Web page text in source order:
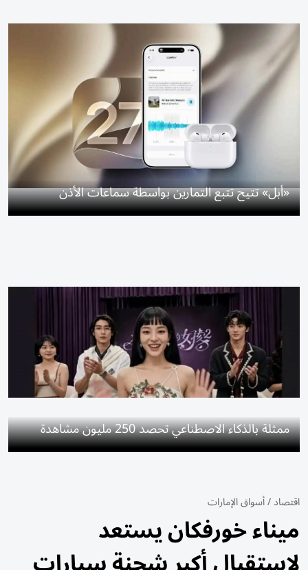
«أبل» تتيح تتبع التمارين بواسطة سماعات الأذن
ممثلة بالذكاء الاصطناعي تحصد 250 مليون مشاهدة
اقتصاد/أسواق الإمارات
ميناء خورفكان يستعد